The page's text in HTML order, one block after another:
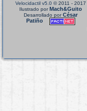
Velocidactil v5.0 © 2011 - 2017
Ilustrado porMach&Guito
Desarrollado porCésar
Patiño